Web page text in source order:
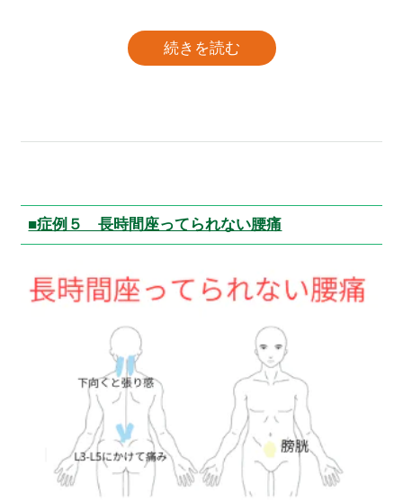
続きを読む
■症例５ 長時間座ってられない腰痛